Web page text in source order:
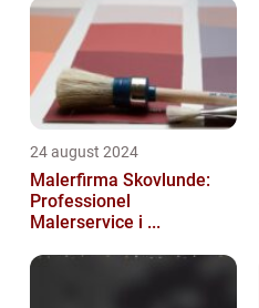
24 august 2024
Malerfirma Skovlunde:
Professionel
Malerservice i ...